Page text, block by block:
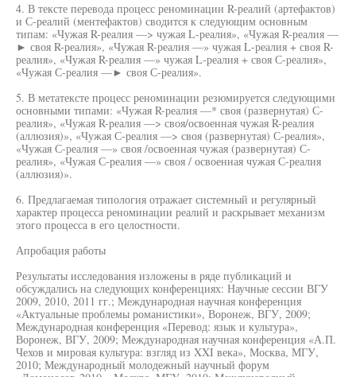
4. В тексте перевода процесс реноминации R-реалий (артефактов)
и С-реалий (ментефактов) сводится к следующим основным
типам: «Чужая R-реалия —> чужая L-реалия», «Чужая R-реалия —
► своя R-реалия», «Чужая R-реалия —» чужая L-реалия + своя R-
реалия», «Чужая R-реалия —» чужая L-реалия + своя С-реалия»,
«Чужая С-реалия —► своя С-реалия».
5. В метатексте процесс реноминации резюмируется следующими
основными типами: «Чужая R-реалия —* своя (развернутая) С-
реалия», «Чужая R-реалия —> своя/освоенная чужая R-реалия
(аллюзия)», «Чужая С-реалия —> своя (развернутая) С-реалия»,
«Чужая С-реалия —» своя /освоенная чужая (развернутая) С-
реалия», «Чужая С-реалия —» своя / освоенная чужая С-реалия
(аллюзия)».
6. Предлагаемая типология отражает системный и регулярный
характер процесса реноминации реалий и раскрывает механизм
этого процесса в его целостности.
Апробация работы
Результаты исследования изложены в ряде публикаций и
обсуждались на следующих конференциях: Научные сессии ВГУ
2009, 2010, 2011 гг.; Международная научная конференция
«Актуальные проблемы романистики», Воронеж, ВГУ, 2009;
Международная конференция «Перевод: язык и культура»,
Воронеж, ВГУ, 2009; Международная научная конференция «А.П.
Чехов и мировая культура: взгляд из XXI века», Москва, МГУ,
2010; Международный молодежный научный форум